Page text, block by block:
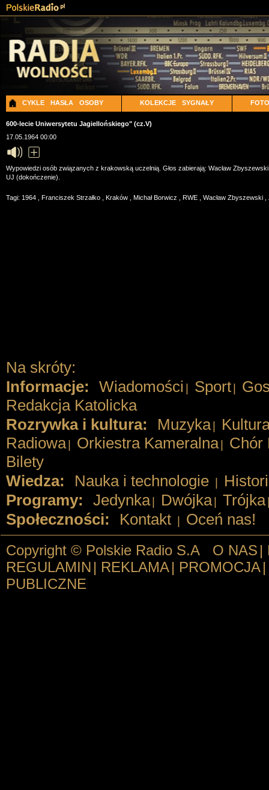
CYKLE HASŁA OSOBY KOLEKCJE SYGNAŁY FOTO
600-lecie Uniwersytetu Jagiellońskiego" (cz.V)
17.05.1964 00:00
Wypowiedzi osób związanych z krakowską uczelnią. Głos zabierają: Wacław
UJ (dokończenie).
Tagi: 1964 Franciszek Strzałko Kraków Michał Borwicz RWE Wacław Zbyszewski
Na skróty:
Informacje: Wiadomości Sport
Redakcja Katolicka
Rozrywka i kultura:
Muzyka
Radiowa
Orkiestra Kameralna
Chór
Bilety
Wiedza:
Nauka i technologie
Programy: Jedynka Dwójka Trójka
Społeczności: Kontakt Oceń nas!
Copyright © Polskie Radio S.A O NAS |
REGULAMIN | REKLAMA | PROMOCJA |
PUBLICZNE